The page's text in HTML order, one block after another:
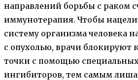
направлений борьбы с раком
иммунотерапия. Чтобы
систему организма человека
с опухолью, врачи блокируют
точки с помощью
ингибиторов, тем самым